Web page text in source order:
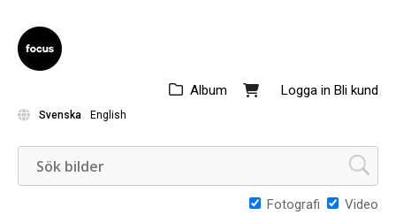
Logga in Bli kund
Album
Svenska English
Fotografi Video